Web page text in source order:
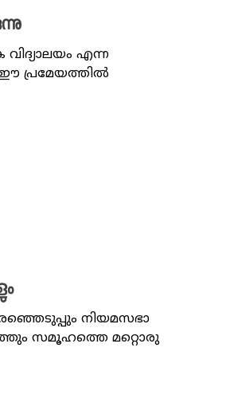
എന്ന
ഈ പ്രമേയത്തിൽ
നിയമസഭാ
സമൂഹത്തെ മറ്റൊരു